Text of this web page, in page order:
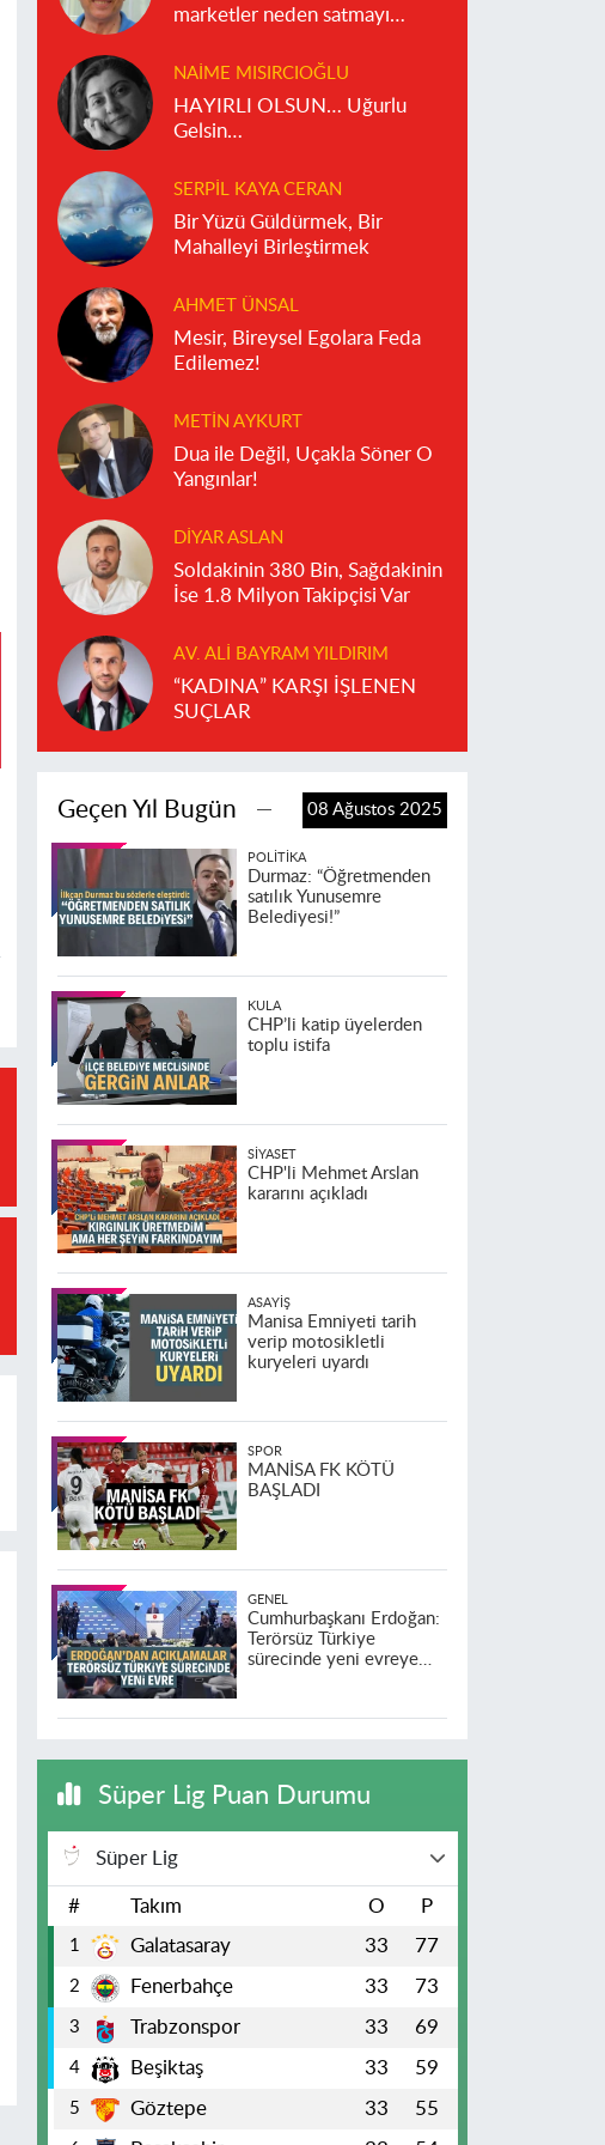
marketler neden satmayı
NAIME MISIRCIOĞLU
HAYIRLI OLSUN… Uğurlu
Gelsin…
SERPIL KAYA CERAN
Bir Yüzü Güldürmek, Bir
Mahalleyi Birleştirmek
AHMET ÜNSAL
Mesir, Bireysel Egolara Feda
Edilemez!
METIN AYKURT
Dua ile Değil, Uçakla Söner O
Yangınlar!
DIYAR ASLAN
Soldakinin 380 Bin, Sağdakinin
İse 1.8 Milyon Takipçisi Var
AV. ALI BAYRAM YILDIRIM
“KADINA” KARŞI İŞLENEN
SUÇLAR
Geçen Yıl Bugün 08 Ağustos 2025
POLITIKA
Durmaz: “Öğretmenden
satılık Yunusemre
Belediyesi!”
KULA
CHP’li katip üyelerden
toplu istifa
SIYASET
CHP'li Mehmet Arslan
kararını açıkladı
ASAYIŞ
Manisa Emniyeti tarih
verip motosikletli
kuryeleri uyardı
SPOR
MANİSA FK KÖTÜ
BAŞLADI
GENEL
Cumhurbaşkanı Erdoğan:
Terörsüz Türkiye
sürecinde yeni evreye
Süper Lig Puan Durumu
Süper Lig
# Takım O P
1 Galatasaray 33 77
2 Fenerbahçe 33 73
3 Trabzonspor 33 69
4 Beşiktaş 33 59
5 Göztepe 33 55